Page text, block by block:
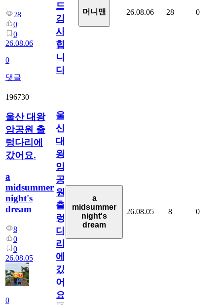
28
0
0
26.08.06
0
댓글
드
감
사
합
니
다
머니맨 26.08.06 28 0
196730
울산 대왕
암공원 출
렁다리에
갔어요.
a
midsummer
night's
dream
8
0
0
26.08.05
0
울
산
대
왕
암
공
원
출
렁
다
리
에
갔
어
요.
a
midsummer
night's
dream
26.08.05 8 0